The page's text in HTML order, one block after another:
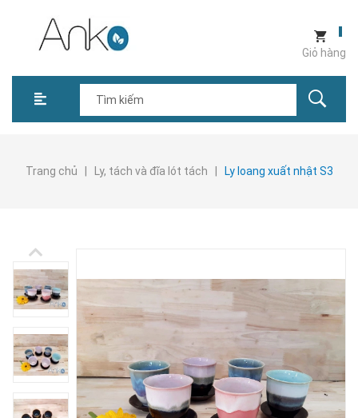
Giỏ hàng
Trang chủ Ly, tách và đĩa lót tách Ly loang xuất nhật S3